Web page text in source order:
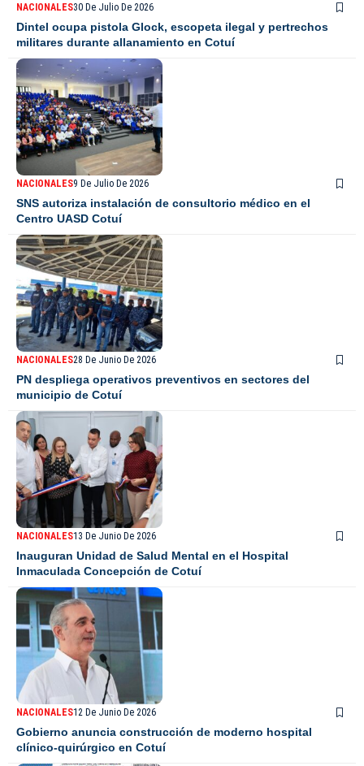
NACIONALES30 De Julio De 2026
Dintel ocupa pistola Glock, escopeta ilegal y pertrechos
militares durante allanamiento en Cotuí
NACIONALES9 De Julio De 2026
SNS autoriza instalación de consultorio médico en el
Centro UASD Cotuí
NACIONALES28 De Junio De 2026
PN despliega operativos preventivos en sectores del
municipio de Cotuí
NACIONALES13 De Junio De 2026
Inauguran Unidad de Salud Mental en el Hospital
Inmaculada Concepción de Cotuí
NACIONALES12 De Junio De 2026
Gobierno anuncia construcción de moderno hospital
clínico-quirúrgico en Cotuí